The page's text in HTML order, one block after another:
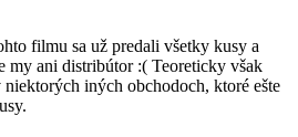
filmu sa už predali všetky kusy a
my ani distribútor :( Teoreticky však
iných obchodoch, ktoré ešte